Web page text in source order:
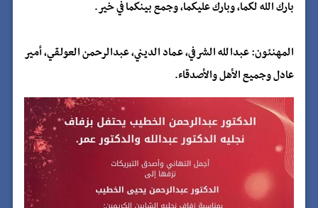
بارك الله لكما، وبارك عليكما، وجمع بينكما في خير.
المهنئون: عبدالله الشرفي، عماد الديني، عبدالرحمن العولقي، أمير
عادل وجميع الأهل والأصدقاء.